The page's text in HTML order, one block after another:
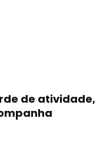
de atividade,